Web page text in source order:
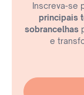
Uso de
Tipos de
Prováveis
Camada de
Implantação
* Living Brows
* Velvet Brows
Inscreva-se
principais
sobrancelhas
e